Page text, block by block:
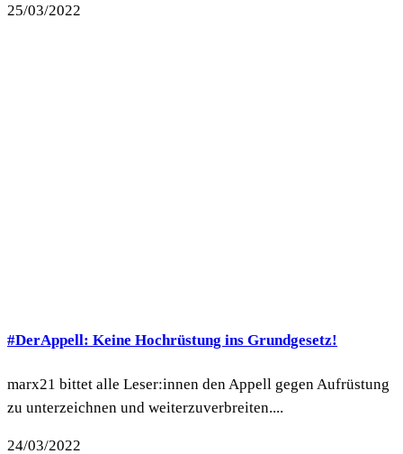
25/03/2022
#DerAppell: Keine Hochrüstung ins Grundgesetz!
marx21 bittet alle Leser:innen den Appell gegen Aufrüstung
zu unterzeichnen und weiterzuverbreiten....
24/03/2022